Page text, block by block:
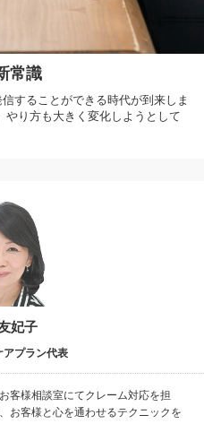
常識
することができる時代が到来しま
やり方も大きく変化しようとして
妃子
アプラン代表
客様相談室にてクレーム対応を担
お客様と心を通わせるテクニックを